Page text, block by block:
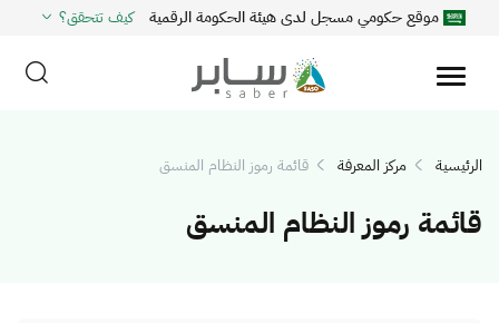
موقع حكومي مسجل لدى هيئة الحكومة الرقمية كيف تتحقق؟
الرئيسية مركز المعرفة قائمة رموز النظام المنسق
قائمة رموز النظام المنسق